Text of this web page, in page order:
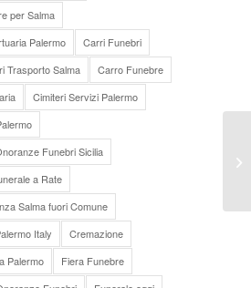
per Salma
Palermo
Carri Funebri
Trasporto Salma
Carro Funebre
Cimiteri Servizi Palermo
Funebri Sicilia
a Rate
Salma fuori Comune
Italy
Cremazione
Palermo
Fiera Funebre